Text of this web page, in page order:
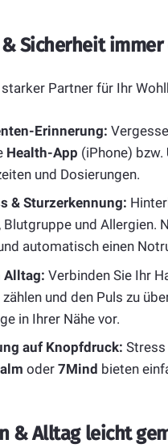
Sicherheit immer
Partner für Ihr
Erinnerung:
Health-App (iPhone) bzw.
und Dosierungen.
& Sturzerkennung:
Blutgruppe und Allergien.
automatisch einen
Alltag: Verbinden Sie Ihr
und den Puls zu
in Ihrer Nähe vor.
auf Knopfdruck:
oder 7Mind bieten
& Alltag leicht